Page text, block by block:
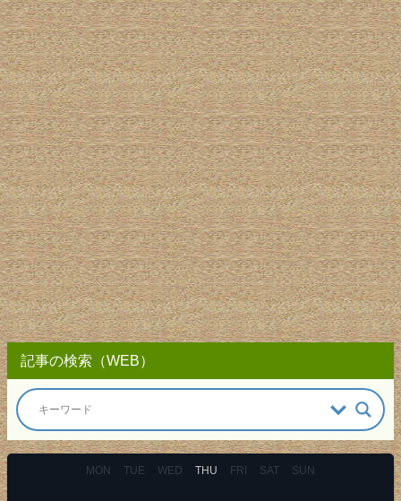
記事の検索（WEB）
MON TUE WED THU FRI SAT SUN